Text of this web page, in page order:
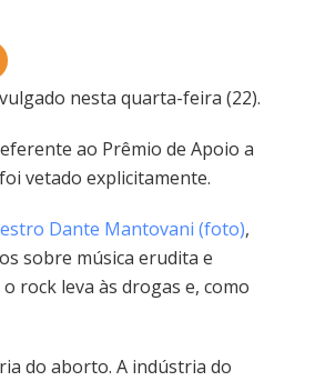
nesta quarta-feira (22).
ao Prêmio de Apoio a
vetado explicitamente.
Dante Mantovani (foto),
sobre música erudita e
rock leva às drogas e, como
do aborto. A indústria do